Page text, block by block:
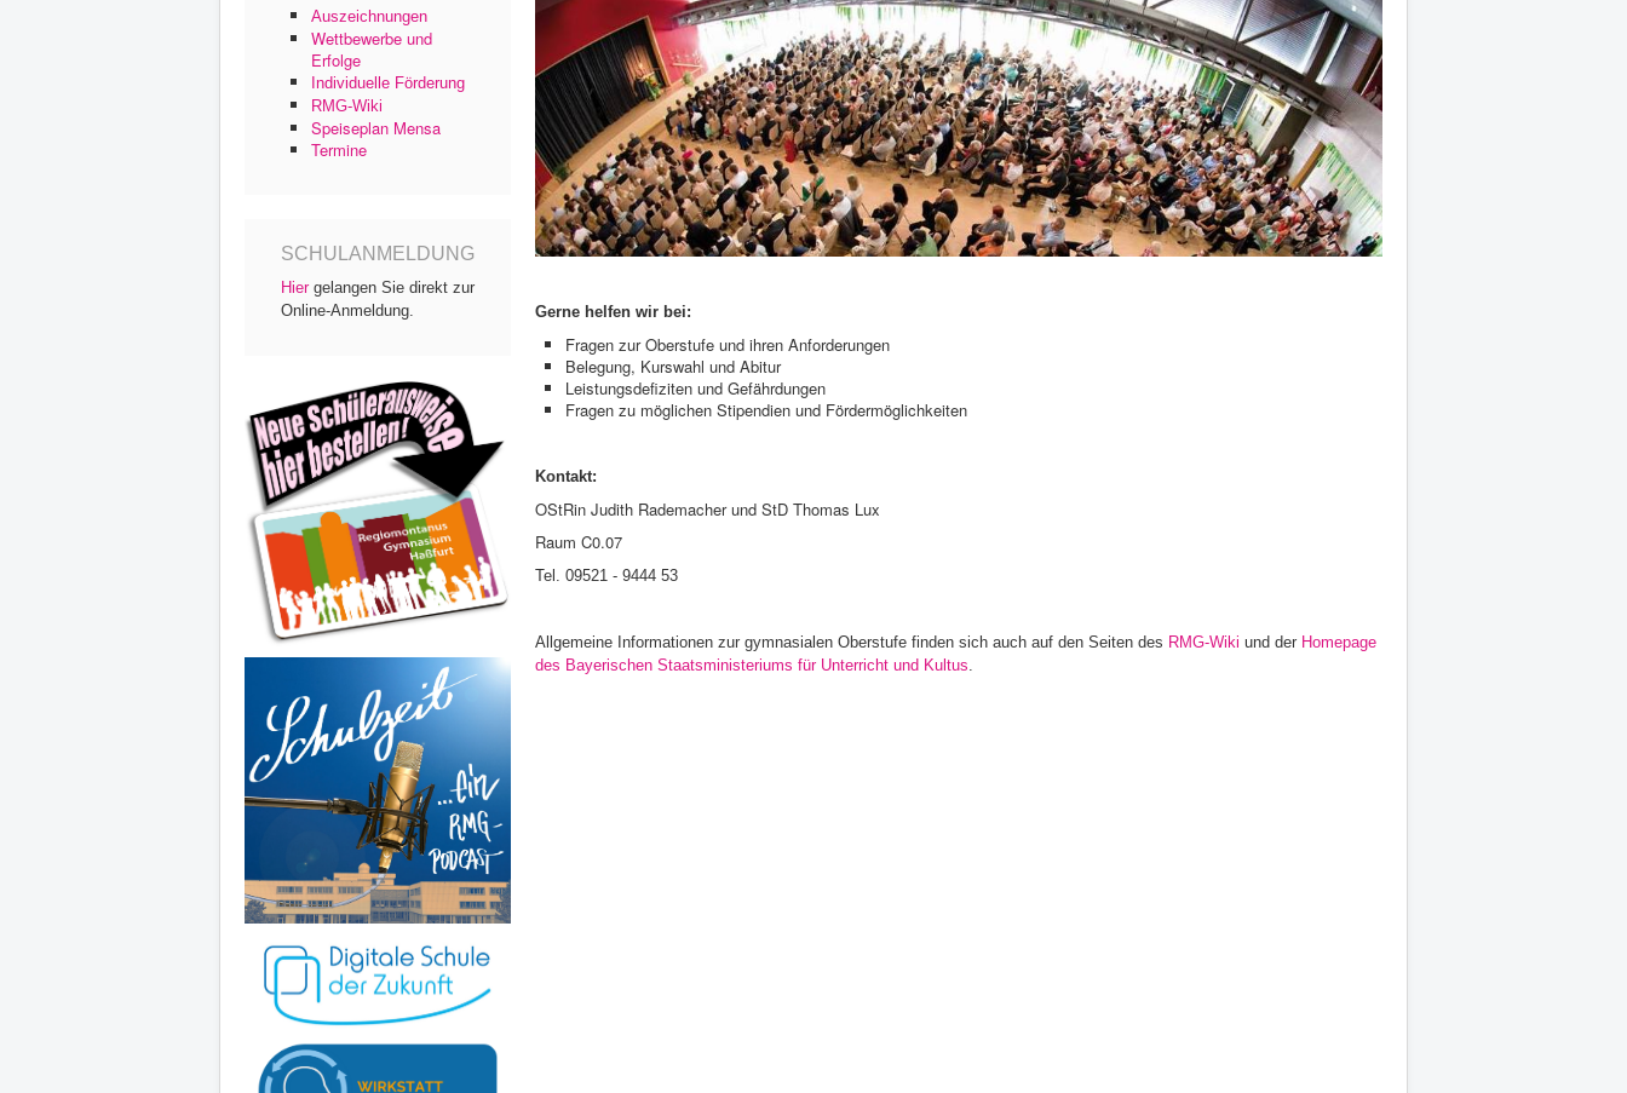
Auszeichnungen
Wettbewerbe und
Erfolge
Individuelle Förderung
RMG-Wiki
Speiseplan Mensa
Termine
SCHULANMELDUNG
Hiergelangen Sie direkt zur
Online-Anmeldung.
Gerne helfen wir bei:
Fragen zur Oberstufe und ihren Anforderungen
Belegung, Kurswahl und Abitur
Leistungsdefiziten und Gefährdungen
Fragen zu möglichen Stipendien und Fördermöglichkeiten
Kontakt:
OStRin Judith Rademacher und StD Thomas Lux
Raum C0.07
Tel. 09521 - 9444 53
Allgemeine Informationen zur gymnasialen Oberstufe finden sich auch auf den Seiten des RMG-Wiki und der Homepage
des Bayerischen Staatsministeriums für Unterricht und Kultus